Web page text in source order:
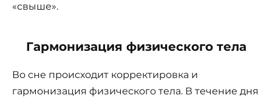
«свыше».
Гармонизация физического тела
Во сне происходит корректировка и
гармонизация физического тела. В течение дня